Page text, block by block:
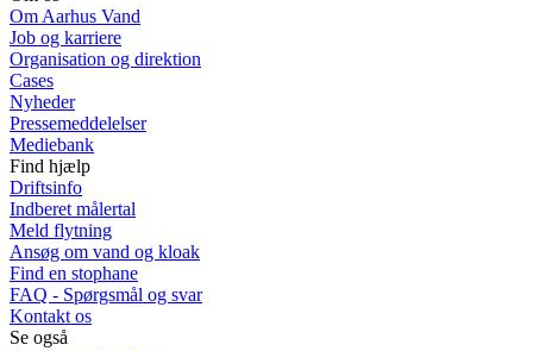
Om Aarhus Vand
Job og karriere
Organisation og direktion
Cases
Nyheder
Pressemeddelelser
Mediebank
Find hjælp
Driftsinfo
Indberet målertal
Meld flytning
Ansøg om vand og kloak
Find en stophane
FAQ - Spørgsmål og svar
Kontakt os
Se også